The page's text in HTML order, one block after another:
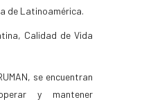
de Latinoamérica.
Calidad de Vida
se encuentran
y mantener